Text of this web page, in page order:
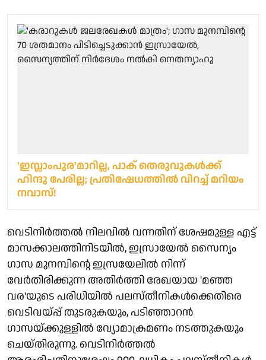
'ഇസ്ലാംപുര'മാറില്ല, പാക് തെരുവുകൾക്ക്
ഹിന്ദു പേരില്ല; പ്രതിഷേധത്തിൽ വിറച്ച് മറിയം
നവാസ്!
വെടിനിര്‍ത്തല്‍ നിലവില്‍ വന്നതിന് ശേഷമുള്ള എട്ട്
മാസക്കാലത്തിനിടയില്‍, ഇസ്രായേല്‍ സൈന്യം
ഗാസ മുനമ്പിന്റെ ഇസ്രയേലില്‍ നിന്ന്
വേര്‍തിരിക്കുന്ന അതിര്‍ത്തി രേഖയായ 'മഞ്ഞ
വര'യുടെ പരിധിയില്‍ പലസ്തീനികള്‍ക്കെതിരെ
വെടിവയ്പ്പ് തുടരുകയും, പടിഞ്ഞാറന്‍
ഗാസയ്ക്കുള്ളില്‍ വ്യോമാക്രമണം നടത്തുകയും
ചെയ്തിരുന്നു. വെടിനിര്‍ത്തല്‍